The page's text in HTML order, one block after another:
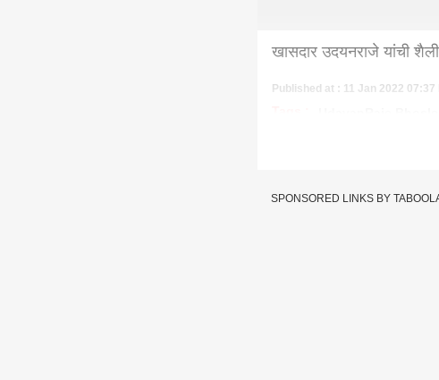
खासदार उदयनराजे यांची
Published at : 11 Jan 2022 07:37
SPONSORED LINKS BY